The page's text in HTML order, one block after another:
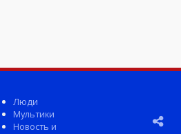
Люди
Мультики
Новость и